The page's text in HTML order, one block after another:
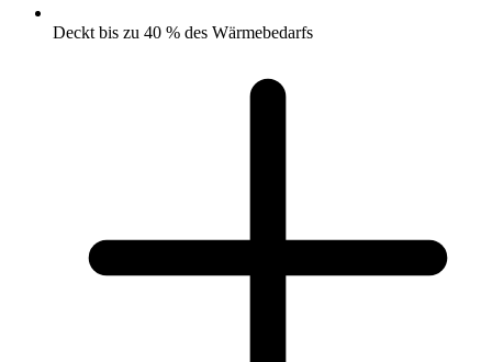
Deckt bis zu 40 % des Wärmebedarfs